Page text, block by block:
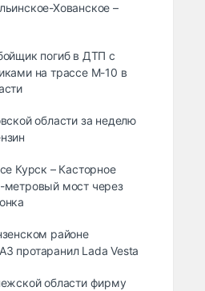
Хованское –
погиб в ДТП с
на трассе М-10 в
области за неделю
Курск – Касторное
метровый мост через
районе
протаранил Lada Vesta
области фирму